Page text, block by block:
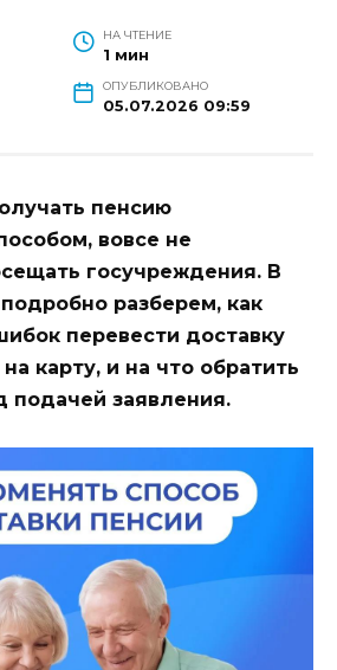
НА ЧТЕНИЕ
1 мин
ОПУБЛИКОВАНО
05.07.2026 09:59
пенсию
вовсе не
госучреждения. В
разберем, как
перевести доставку
карту, и на что обратить
подачей заявления.